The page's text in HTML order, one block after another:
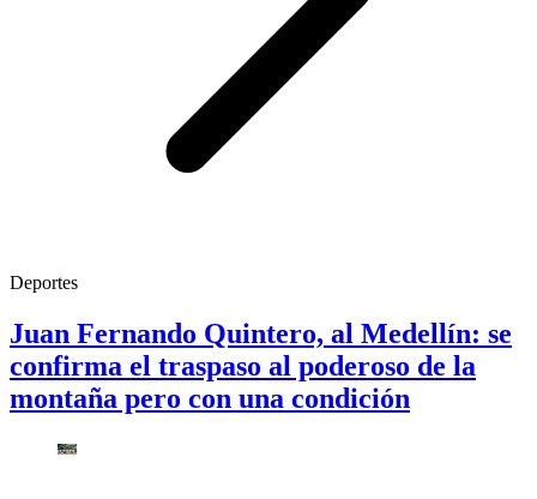
Deportes
Juan Fernando Quintero, al Medellín: se
confirma el traspaso al poderoso de la
montaña pero con una condición